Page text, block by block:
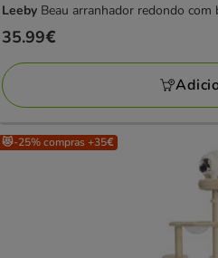
Leeby Beau arranhador redondo
Preço
35.99€
35.99€
😻-25% compras +35€